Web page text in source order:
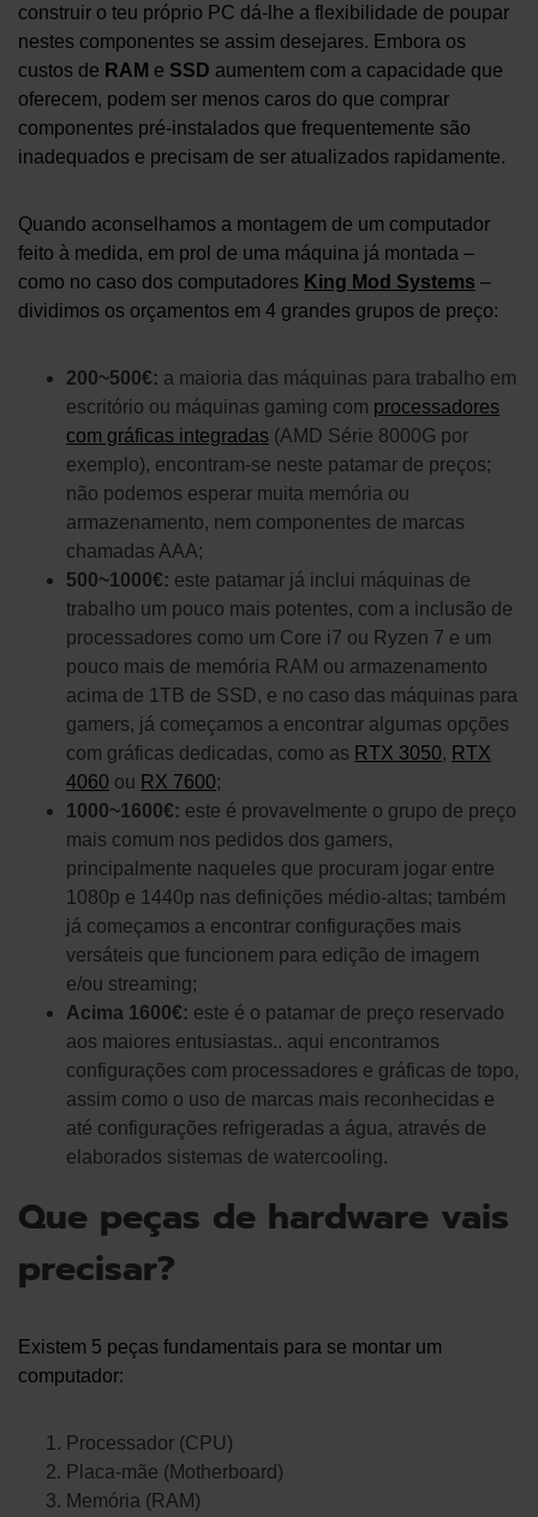
construir o teu próprio PC dá-lhe a flexibilidade de poupar
nestes componentes se assim desejares. Embora os
custos de RAM e SSD aumentem com a capacidade que
oferecem, podem ser menos caros do que comprar
componentes pré-instalados que frequentemente são
inadequados e precisam de ser atualizados rapidamente.
Quando aconselhamos a montagem de um computador
feito à medida, em prol de uma máquina já montada –
como no caso dos computadores King Mod Systems –
dividimos os orçamentos em 4 grandes grupos de preço:
200~500€: a maioria das máquinas para trabalho em
escritório ou máquinas gaming com processadores
com gráficas integradas (AMD Série 8000G por
exemplo), encontram-se neste patamar de preços;
não podemos esperar muita memória ou
armazenamento, nem componentes de marcas
chamadas AAA;
500~1000€: este patamar já inclui máquinas de
trabalho um pouco mais potentes, com a inclusão de
processadores como um Core i7 ou Ryzen 7 e um
pouco mais de memória RAM ou armazenamento
acima de 1TB de SSD, e no caso das máquinas para
gamers, já começamos a encontrar algumas opções
com gráficas dedicadas, como as RTX 3050, RTX
4060 ou RX 7600;
1000~1600€: este é provavelmente o grupo de preço
mais comum nos pedidos dos gamers,
principalmente naqueles que procuram jogar entre
1080p e 1440p nas definições médio-altas; também
já começamos a encontrar configurações mais
versáteis que funcionem para edição de imagem
e/ou streaming;
Acima 1600€: este é o patamar de preço reservado
aos maiores entusiastas.. aqui encontramos
configurações com processadores e gráficas de topo,
assim como o uso de marcas mais reconhecidas e
até configurações refrigeradas a água, através de
elaborados sistemas de watercooling.
Que peças de hardware vais
precisar?
Existem 5 peças fundamentais para se montar um
computador:
Processador (CPU)
Placa-mãe (Motherboard)
Memória (RAM)